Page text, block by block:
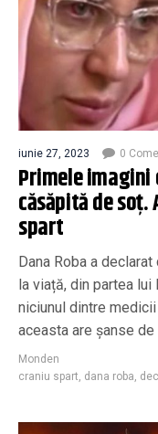
iunie 27, 2023 0
Primele imagini
căsăpită de
spart
Dana Roba a
la viață, din partea
niciunul dintre
aceasta are șanse
Monden
craniu spart, dana roba,